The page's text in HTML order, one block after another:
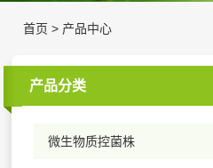
首页 > 产品中心
产品分类
微生物质控菌株